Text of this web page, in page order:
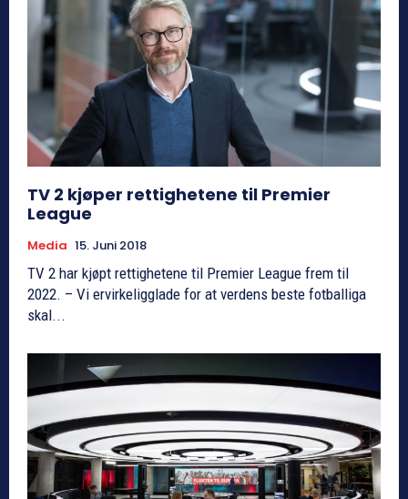
TV 2 kjøper rettighetene til Premier
League
Media 15. Juni 2018
TV 2 har kjøpt rettighetene til Premier League frem til
2022. – Vi ervirkeligglade for at verdens beste fotballiga
skal...